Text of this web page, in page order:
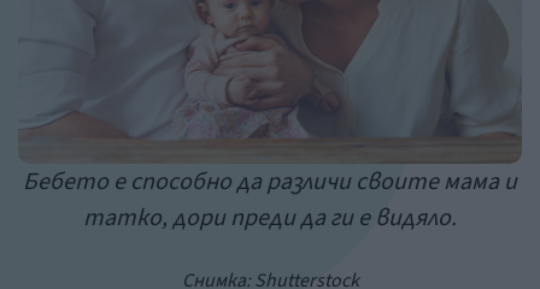
Бебето е способно да различи своите мама и
татко, дори преди да ги е видяло.
Снимка: Shutterstock